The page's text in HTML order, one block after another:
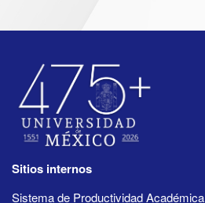
Sitios internos
Sistema de Productividad Académica